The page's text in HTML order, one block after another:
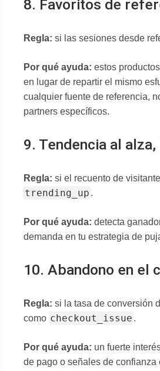
8. Favoritos de
Regla: si las sesiones desde
Por qué ayuda: estos
en lugar de repartir el mismo
cualquier fuente de referencia,
partners específicos.
9. Tendencia al
Regla: si el recuento de
trending_up .
Por qué ayuda: detecta
demanda en tu estrategia de
10. Abandono en el
Regla: si la tasa de conversión
como checkout_issue .
Por qué ayuda: un fuerte
de pago o señales de